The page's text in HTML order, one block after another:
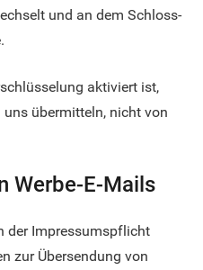
und an dem Schloss-
aktiviert ist,
uns übermitteln, nicht von
Werbe-E-Mails
der Impressumspflicht
zur Übersendung von